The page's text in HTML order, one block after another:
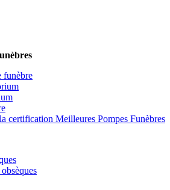
funèbre
certification Meilleures Pompes Funèbres